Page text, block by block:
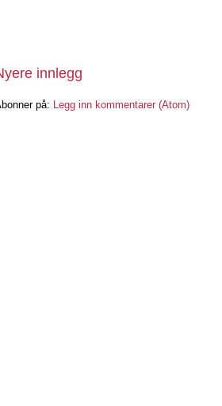
innlegg
på: Legg inn kommentarer (Atom)